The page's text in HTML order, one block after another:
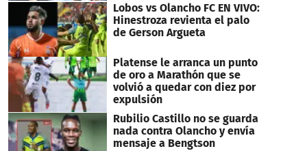
Lobos vs Olancho FC EN VIVO:
Hinestroza revienta el palo
de Gerson Argueta
Platense le arranca un punto
de oro a Marathón que se
volvió a quedar con diez por
expulsión
Rubilio Castillo no se guarda
nada contra Olancho y envía
mensaje a Bengtson